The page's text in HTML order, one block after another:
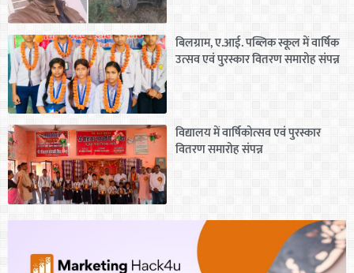
बिलग्राम, ए.आई. पब्लिक स्कूल में वार्षिक
उत्सव एवं पुरस्कार वितरण समारोह संपन्न
विद्यालय में वार्षिकोत्सव एवं पुरस्कार
वितरण समारोह संपन्न